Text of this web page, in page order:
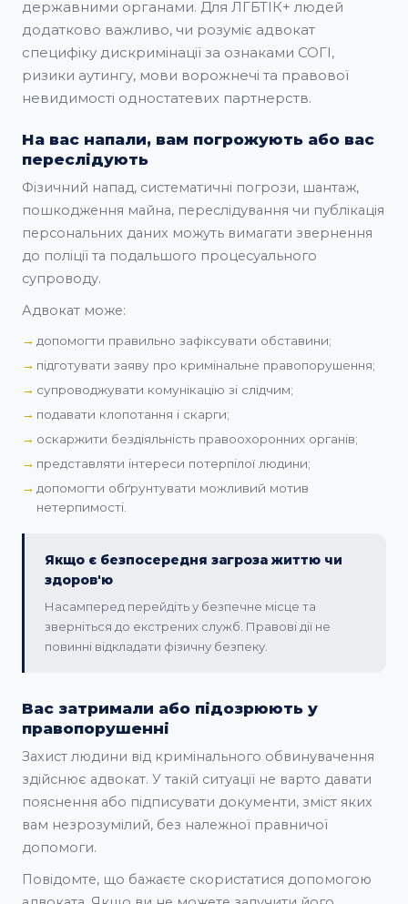
державними органами. Для ЛГБТІК+ людей
додатково важливо, чи розуміє адвокат
специфіку дискримінації за ознаками СОГІ,
ризики аутингу, мови ворожнечі та правової
невидимості одностатевих партнерств.
На вас напали, вам погрожують або вас
переслідують
Фізичний напад, систематичні погрози, шантаж,
пошкодження майна, переслідування чи публікація
персональних даних можуть вимагати звернення
до поліції та подальшого процесуального
супроводу.
Адвокат може:
допомогти правильно зафіксувати обставини;
підготувати заяву про кримінальне правопорушення;
супроводжувати комунікацію зі слідчим;
подавати клопотання і скарги;
оскаржити бездіяльність правоохоронних органів;
представляти інтереси потерпілої людини;
допомогти обґрунтувати можливий мотив
нетерпимості.
Якщо є безпосередня загроза життю чи
здоров'ю
Насамперед перейдіть у безпечне місце та
зверніться до екстрених служб. Правові дії не
повинні відкладати фізичну безпеку.
Вас затримали або підозрюють у
правопорушенні
Захист людини від кримінального обвинувачення
здійснює адвокат. У такій ситуації не варто давати
пояснення або підписувати документи, зміст яких
вам незрозумілий, без належної правничої
допомоги.
Повідомте, що бажаєте скористатися допомогою